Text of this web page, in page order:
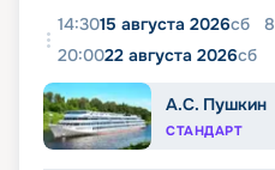
14:3015 августа 2026сб 8
20:0022 августа 2026сб
А.С. Пушкин
СТАНДАРТ